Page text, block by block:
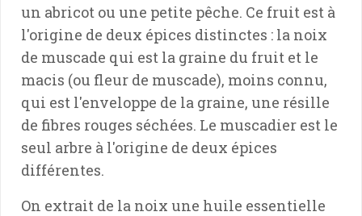
un abricot ou une petite pêche. Ce fruit est à
l'origine de deux épices distinctes : la noix
de muscade qui est la graine du fruit et le
macis (ou fleur de muscade), moins connu,
qui est l'enveloppe de la graine, une résille
de fibres rouges séchées. Le muscadier est le
seul arbre à l'origine de deux épices
différentes.
On extrait de la noix une huile essentielle